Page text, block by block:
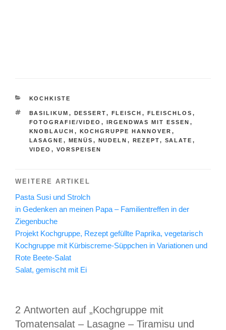
KATEGORIEN
KOCHKISTE
SCHLAGWÖRTER
BASILIKUM , DESSERT, FLEISCH , FLEISCHLOS ,
FOTOGRAFIE/VIDEO , IRGENDWAS MIT ESSEN ,
KNOBLAUCH , KOCHGRUPPE HANNOVER ,
LASAGNE , MENÜS , NUDELN , REZEPT, SALATE ,
VIDEO , VORSPEISEN
WEITERE ARTIKEL
Pasta Susi und Strolch
in Gedenken an meinen Papa – Familientreffen in der
Ziegenbuche
Projekt Kochgruppe, Rezept gefüllte Paprika, vegetarisch
Kochgruppe mit Kürbiscreme-Süppchen in Variationen und
Rote Beete-Salat
Salat, gemischt mit Ei
2 Antworten auf „Kochgruppe mit
Tomatensalat – Lasagne – Tiramisu und